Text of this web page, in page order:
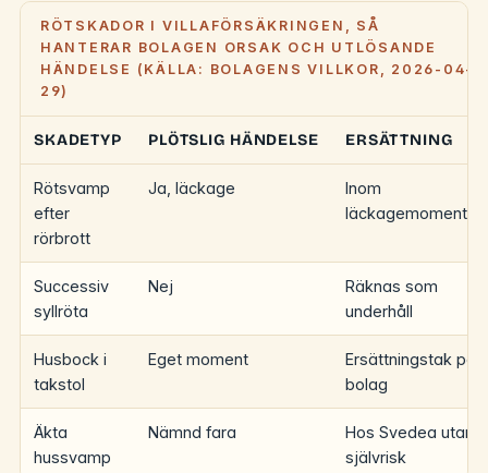
RÖTSKADOR I VILLAFÖRSÄKRINGEN, SÅ
HANTERAR BOLAGEN ORSAK OCH UTLÖSANDE
HÄNDELSE (KÄLLA: BOLAGENS VILLKOR, 2026-04-
29)
SKADETYP PLÖTSLIG HÄNDELSE ERSÄTTNING
Rötsvamp
efter
rörbrott
Ja, läckage
Inom
läckagemomentet
Successiv
syllröta
Nej
Räknas som
underhåll
Husbock i
takstol
Eget moment
Ersättningstak per
bolag
Äkta
hussvamp
Nämnd fara
Hos Svedea utan
självrisk